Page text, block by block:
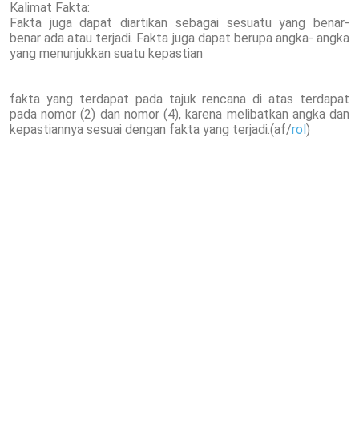
Kalimat Fakta:
Fakta juga dapat diartikan sebagai sesuatu yang benar-
benar ada atau terjadi. Fakta juga dapat berupa angka- angka
yang menunjukkan suatu kepastian
fakta yang terdapat pada tajuk rencana di atas terdapat
pada nomor (2) dan nomor (4), karena melibatkan angka dan
kepastiannya sesuai dengan fakta yang terjadi.(af/rol)